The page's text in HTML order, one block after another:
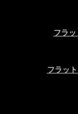
フラ
フラッ